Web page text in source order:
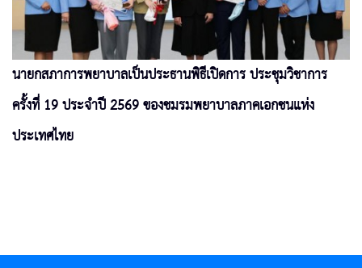
นายกสภาการพยาบาลเป็นประธานพิธีเปิดการ ประชุมวิชาการ
ครั้งที่ 19 ประจำปี 2569 ของชมรมพยาบาลภาคเอกชนแห่ง
ประเทศไทย